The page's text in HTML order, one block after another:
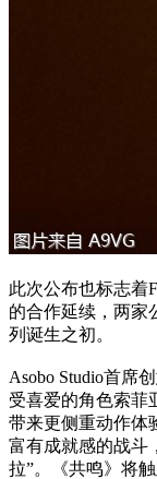
此次公布也标志着
的合作延续，两家
列诞生之初。
Asobo Studio首席
受喜爱的角色索菲
带来更侧重动作体
富有成就感的战斗
拉”。《共鸣》将